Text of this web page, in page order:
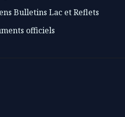
Bulletins Lac et Reflets
officiels